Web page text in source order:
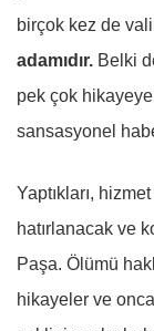
birçok kez de
adamıdır. Belki
pek çok hikayeye
sansasyonel
Yaptıkları,
hatırlanacak ve
Paşa. Ölümü
hikayeler ve